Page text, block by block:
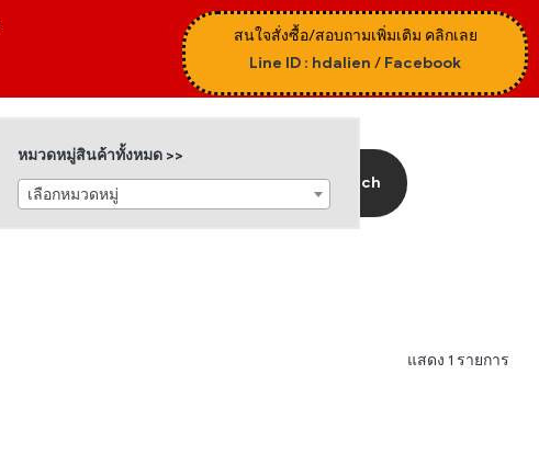
สนใจสั่งซื้อ/สอบถามเพิ่มเติม คลิกเลย
Line ID : hdalien / Facebook
Search
หมวดหมู่สินค้าทั้งหมด >>
เลือกหมวดหมู่
แสดง 1 รายการ